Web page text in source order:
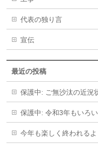
代表の独り言
宣伝
最近の投稿
保護中: ご無沙汰の近況
保護中: 令和3年もいろ
今年も楽しく終われるよ